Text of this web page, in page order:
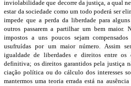
inviolabilidade que de­corre da justiça, a qual
estar da sociedade como um todo poderá ser
impede que a perda da liber­dade para
outros passarem a partilhar um bem maior.
impostos a uns poucos sejam
usufruídas por um maior número. Assim
igualdade de liberdades e direitos entre os
definitiva; os direitos garantidos pela justiça
ciação política ou do cálculo dos interesses
man­termos uma teoria errada está na